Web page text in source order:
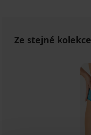
Ze stejné kolekce